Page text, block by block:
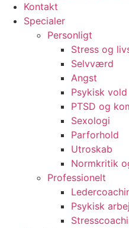
Kontakt
Specialer
Personligt
Stress og
Selvværd
Angst
Psykisk vold
PTSD og
Sexologi
Parforhold
Utroskab
Normkritik
Professionelt
Psykisk